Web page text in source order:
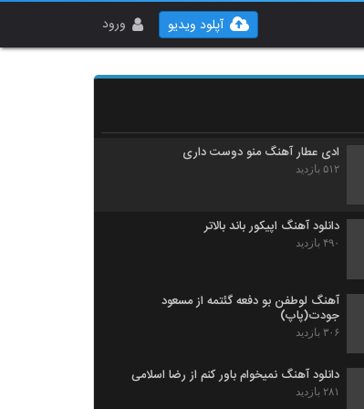
ورود آپلود ویدیو
آهنگ پروفشنال از سپهر خلسه(رپ)
ادی عطار آهنگ منو دوست داری
۵۱۲ بازدید
دانلود آهنگ اپیکور باند بالاتر
۴۹۰ بازدید
آهنگ لوطفن بو دفعه گئتمه از مسعود
جودت(پاپ)
۳۰۶ بازدید
دانلود آهنگ نمیخوام باور کنم از رضا اسلامی
۲۸۱ بازدید